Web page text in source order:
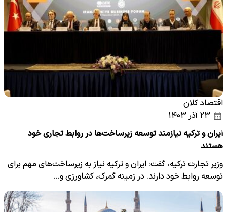
اقتصاد کلان
ایران و ترکیه نیازمند توسعه زیرساخت‌ها در روابط تجاری خود
هستند
وزیر تجارت ترکیه، گفت: ایران و ترکیه نیاز به زیرساخت‌های مهم برای
توسعه روابط خود دارند. در زمینه گمرک، کشاورزی و…